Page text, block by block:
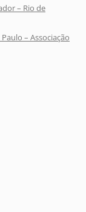
– Rio de
– Associação